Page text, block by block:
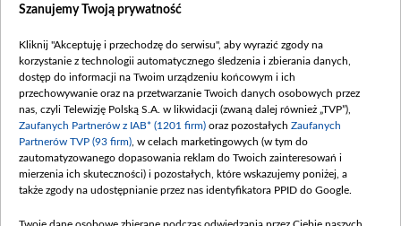
Dostępność
Procedura zgłoszeń wewnętrznych
Szanujemy Twoją prywatność
Kliknij "Akceptuję i przechodzę do serwisu", aby wyrazić zgody na
korzystanie z technologii automatycznego śledzenia i zbierania danych,
dostęp do informacji na Twoim urządzeniu końcowym i ich
przechowywanie oraz na przetwarzanie Twoich danych osobowych przez
nas, czyli Telewizję Polską S.A. w likwidacji (zwaną dalej również „TVP”),
Zaufanych Partnerów z IAB* (1201 firm) oraz pozostałych Zaufanych
Partnerów TVP (93 firm) , w celach marketingowych (w tym do
zautomatyzowanego dopasowania reklam do Twoich zainteresowań i
mierzenia ich skuteczności) i pozostałych, które wskazujemy poniżej, a
także zgody na udostępnianie przez nas identyfikatora PPID do Google.